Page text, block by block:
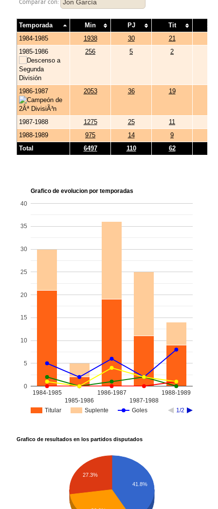
Comparar con: Jon García
Temporada Min PJ Tit
1984-1985
1938 30 21
1985-1986
256 5 2
1986-1987 2053 36 19
1987-1988 1275 25 11
1988-1989
975 14 9
Total
6497 110 62
Grafico de evolucion por temporadas
Titular Suplente Goles 1/2
1984-1985
1985-1986
1986-1987
1987-1988
1988-1989
0
5
10
15
20
25
30
35
40
Grafico de resultados en los partidos disputados
41.8%
27.3%